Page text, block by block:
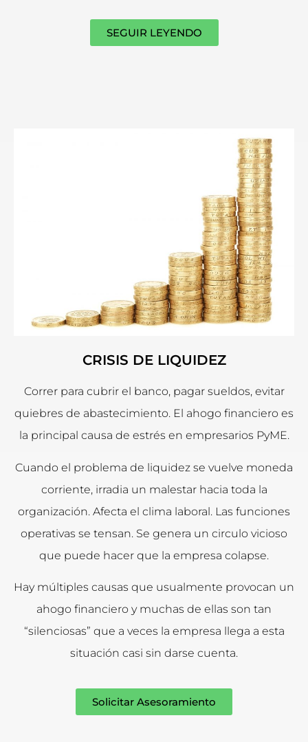
SEGUIR LEYENDO
CRISIS DE LIQUIDEZ
Correr para cubrir el banco, pagar sueldos, evitar
quiebres de abastecimiento. El ahogo financiero es
la principal causa de estrés en empresarios PyME.
Cuando el problema de liquidez se vuelve moneda
corriente, irradia un malestar hacia toda la
organización. Afecta el clima laboral. Las funciones
operativas se tensan. Se genera un circulo vicioso
que puede hacer que la empresa colapse.
Hay múltiples causas que usualmente provocan un
ahogo financiero y muchas de ellas son tan
“silenciosas” que a veces la empresa llega a esta
situación casi sin darse cuenta.
Solicitar Asesoramiento